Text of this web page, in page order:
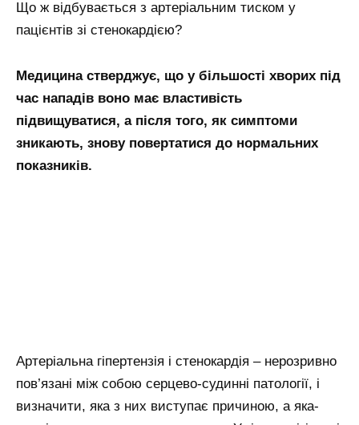
Що ж відбувається з артеріальним тиском у
пацієнтів зі стенокардією?
Медицина стверджує, що у більшості хворих під
час нападів воно має властивість
підвищуватися, а після того, як симптоми
зникають, знову повертатися до нормальних
показників.
Артеріальна гіпертензія і стенокардія – нерозривно
пов’язані між собою серцево-судинні патології, і
визначити, яка з них виступає причиною, а яка-